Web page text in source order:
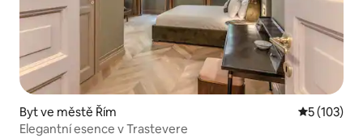
Byt ve městě Řím Průměrné
5 (103)
Elegantní esence v Trastevere